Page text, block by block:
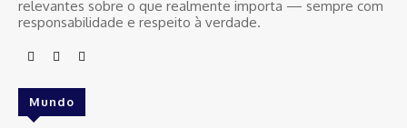
relevantes sobre o que realmente importa — sempre com
responsabilidade e respeito à verdade.
Mundo